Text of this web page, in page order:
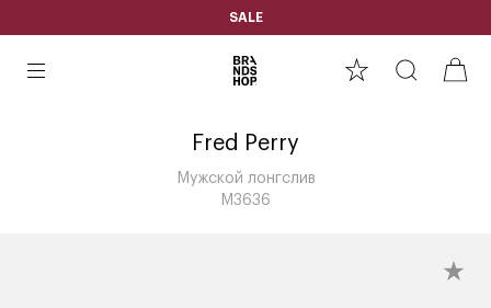
SALE
Fred Perry
Мужской лонгслив
M3636